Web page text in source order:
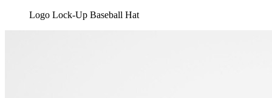
Logo Lock-Up Baseball Hat